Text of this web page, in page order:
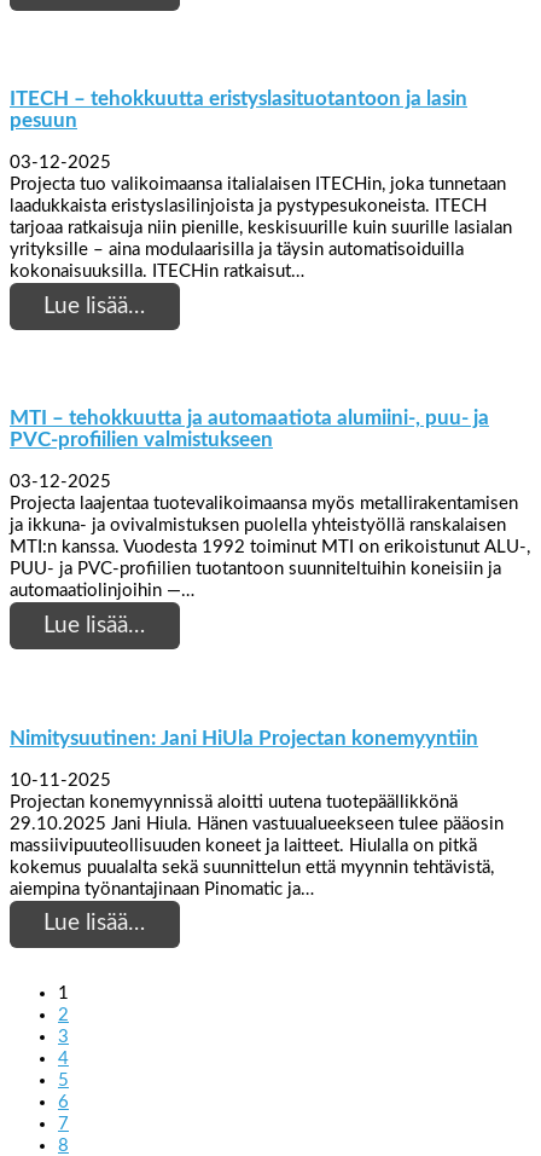
ITECH – tehokkuutta eristyslasituotantoon ja lasin
pesuun
03-12-2025
Projecta tuo valikoimaansa italialaisen ITECHin, joka tunnetaan
laadukkaista eristyslasilinjoista ja pystypesukoneista. ITECH
tarjoaa ratkaisuja niin pienille, keskisuurille kuin suurille lasialan
yrityksille – aina modulaarisilla ja täysin automatisoiduilla
kokonaisuuksilla. ITECHin ratkaisut…
Lue lisää…
MTI – tehokkuutta ja automaatiota alumiini-, puu- ja
PVC-profiilien valmistukseen
03-12-2025
Projecta laajentaa tuotevalikoimaansa myös metallirakentamisen
ja ikkuna- ja ovivalmistuksen puolella yhteistyöllä ranskalaisen
MTI:n kanssa. Vuodesta 1992 toiminut MTI on erikoistunut ALU-,
PUU- ja PVC-profiilien tuotantoon suunniteltuihin koneisiin ja
automaatiolinjoihin —…
Lue lisää…
Nimitysuutinen: Jani HiUla Projectan konemyyntiin
10-11-2025
Projectan konemyynnissä aloitti uutena tuotepäällikkönä
29.10.2025 Jani Hiula. Hänen vastuualueekseen tulee pääosin
massiivipuuteollisuuden koneet ja laitteet. Hiulalla on pitkä
kokemus puualalta sekä suunnittelun että myynnin tehtävistä,
aiempina työnantajinaan Pinomatic ja…
Lue lisää…
1
2
3
4
5
6
7
8